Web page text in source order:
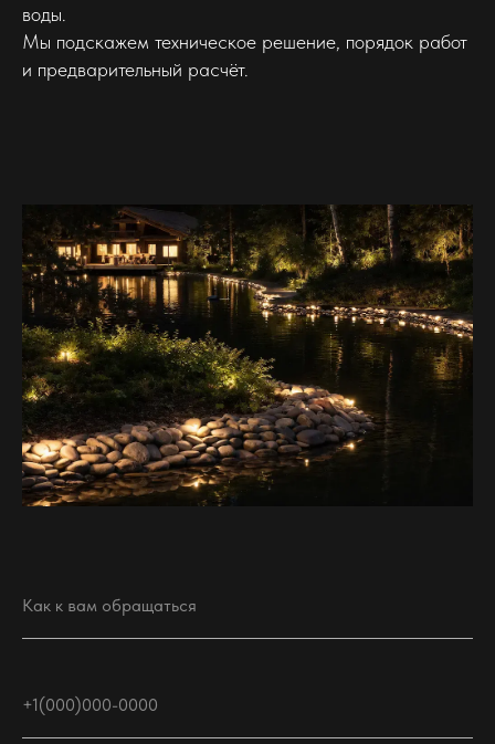
воды.
Мы подскажем техническое решение, порядок работ
и предварительный расчёт.